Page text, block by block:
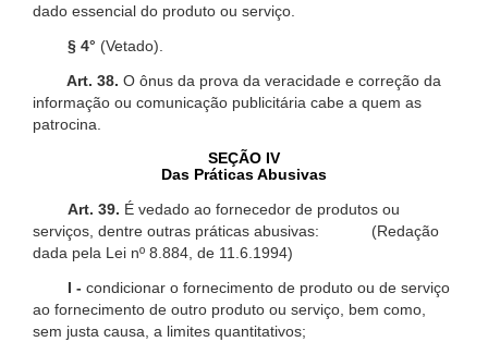
dado essencial do produto ou serviço.
§ 4° (Vetado).
Art. 38. O ônus da prova da veracidade e correção da
informação ou comunicação publicitária cabe a quem as
patrocina.
SEÇÃO IV
Das Práticas Abusivas
Art. 39. É vedado ao fornecedor de produtos ou
serviços, dentre outras práticas abusivas: (Redação
dada pela Lei nº 8.884, de 11.6.1994)
I - condicionar o fornecimento de produto ou de serviço
ao fornecimento de outro produto ou serviço, bem como,
sem justa causa, a limites quantitativos;